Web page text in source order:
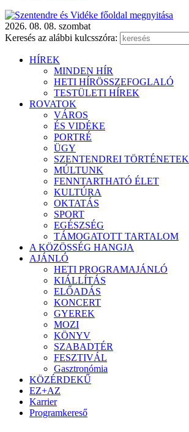
2026. 08. 08. szombat
Keresés az alábbi kulcsszóra:
HÍREK
MINDEN HÍR
HETI HÍRÖSSZEFOGLALÓ
TESTÜLETI HÍREK
ROVATOK
VÁROS
ÉS VIDÉKE
PORTRÉ
ÜGY
SZENTENDREI TÖRTÉNETEK
MÚLTUNK
FENNTARTHATÓ ÉLET
KULTÚRA
OKTATÁS
SPORT
EGÉSZSÉG
TÁMOGATOTT TARTALOM
A KÖZÖSSÉG HANGJA
AJÁNLÓ
HETI PROGRAMAJÁNLÓ
KIÁLLÍTÁS
ELŐADÁS
KONCERT
GYEREK
MOZI
KÖNYV
SZABADTÉR
FESZTIVÁL
Gasztronómia
KÖZÉRDEKŰ
EZ+AZ
Karrier
Programkereső